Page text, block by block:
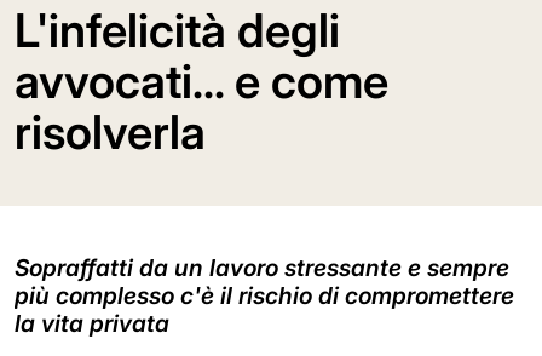
L'infelicità degli
avvocati... e come
risolverla
Sopraffatti da un lavoro stressante e sempre
più complesso c'è il rischio di compromettere
la vita privata